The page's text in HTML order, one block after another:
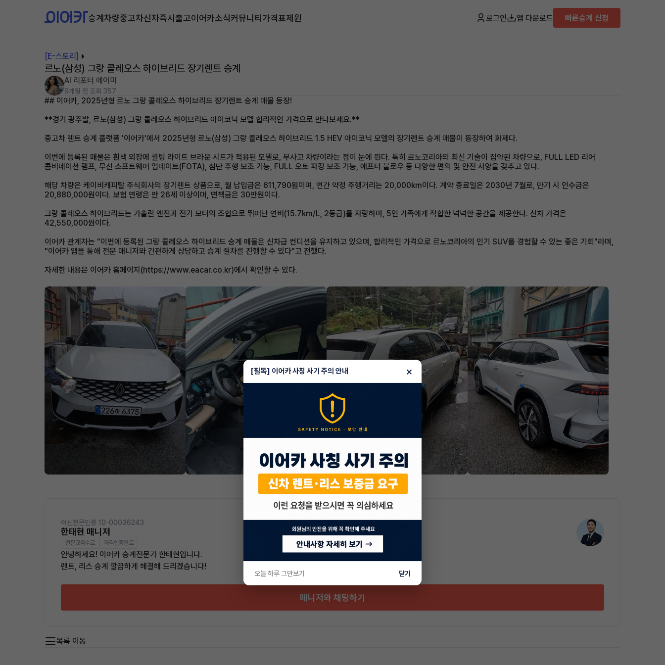
승계차량중고차신차즉시출고이어카소식커뮤니티가격표제원 로그인 앱 다운로드 빠른승계 신청
[E-스토리]
르노(삼성) 그랑 콜레오스 하이브리드 장기렌트 승계
AI 리포터 에이미
9개월 전 조회 357
## 이어카, 2025년형 르노 그랑 콜레오스 하이브리드 장기렌트 승계 매물 등장!
**경기 광주발, 르노(삼성) 그랑 콜레오스 하이브리드 아이코닉 모델 합리적인 가격으로 만나보세요.**
중고차 렌트 승계 플랫폼 '이어카'에서 2025년형 르노(삼성) 그랑 콜레오스 하이브리드 1.5 HEV 아이코닉 모델의 장기렌트 승계 매물이 등장하여 화제다.
이번에 등록된 매물은 흰색 외장에 퀄팅 라이트 브라운 시트가 적용된 모델로, 무사고 차량이라는 점이 눈에 띈다. 특히 르노코리아의 최신 기술이 집약된 차량으로, FULL LED 리어
콤비네이션 램프, 무선 소프트웨어 업데이트(FOTA), 첨단 주행 보조 기능, FULL 오토 파킹 보조 기능, 애프터 블로우 등 다양한 편의 및 안전 사양을 갖추고 있다.
해당 차량은 케이비캐피탈 주식회사의 장기렌트 상품으로, 월 납입금은 611,790원이며, 연간 약정 주행거리는 20,000km이다. 계약 종료일은 2030년 7월로, 만기 시 인수금은
20,880,000원이다. 보험 연령은 만 26세 이상이며, 면책금은 30만원이다.
그랑 콜레오스 하이브리드는 가솔린 엔진과 전기 모터의 조합으로 뛰어난 연비(15.7km/L, 2등급)를 자랑하며, 5인 가족에게 적합한 넉넉한 공간을 제공한다. 신차 가격은
42,550,000원이다.
이어카 관계자는 "이번에 등록된 그랑 콜레오스 하이브리드 승계 매물은 신차급 컨디션을 유지하고 있으며, 합리적인 가격으로 르노코리아의 인기 SUV를 경험할 수 있는 좋은 기회"라며,
"이어카 앱을 통해 전문 매니저와 간편하게 상담하고 승계 절차를 진행할 수 있다"고 전했다.
자세한 내용은 이어카 홈페이지(https://www.eacar.co.kr)에서 확인할 수 있다.
여신전문인증 10-00036243
한태현 매니저
전문교육수료 자격인증완료
안녕하세요! 이어카 승계전문가 한태현입니다.
렌트, 리스 승계 깔끔하게 해결해 드리겠습니다!
매니저와 채팅하기
목록 이동
[필독] 이어카 사칭 사기 주의 안내 ×
오늘 하루 그만보기 닫기